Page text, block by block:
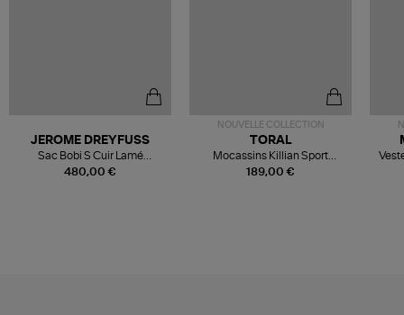
480,00 €
JEROME DREYFUSS
Sac Bobi S Cuir Lamé
Champagne
NOUVELLE COLLECTION
189,00 €
TORAL
Mocassins Killian Sport
Mousse